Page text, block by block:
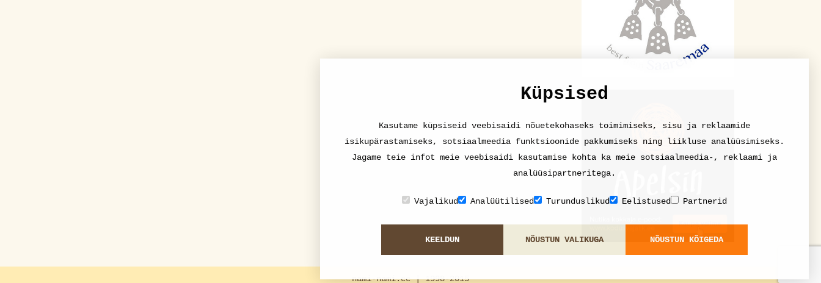
nami-nami.ee | 1998-2015
Küpsised
Kasutame küpsiseid veebisaidi nõuetekohaseks toimimiseks, sisu ja reklaamide
isikupärastamiseks, sotsiaalmeedia funktsioonide pakkumiseks ning liikluse analüüsimiseks.
Jagame teie infot meie veebisaidi kasutamise kohta ka meie sotsiaalmeedia-, reklaami ja
analüüsipartneritega.
Vajalikud Analüütilised Turunduslikud Eelistused Partnerid
KEELDUN NÕUSTUN VALIKUGA NÕUSTUN KÕIGEDA